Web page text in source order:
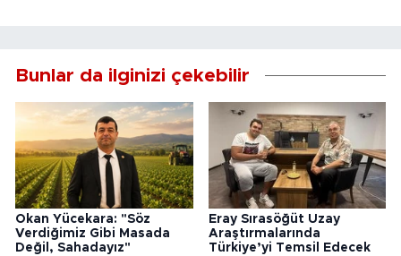
Bunlar da ilginizi çekebilir
Okan Yücekara: "Söz
Verdiğimiz Gibi Masada
Değil, Sahadayız"
Eray Sırasöğüt Uzay
Araştırmalarında
Türkiye’yi Temsil Edecek